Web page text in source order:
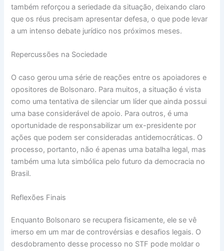
também reforçou a seriedade da situação, deixando claro
que os réus precisam apresentar defesa, o que pode levar
a um intenso debate jurídico nos próximos meses.
Repercussões na Sociedade
O caso gerou uma série de reações entre os apoiadores e
opositores de Bolsonaro. Para muitos, a situação é vista
como uma tentativa de silenciar um líder que ainda possui
uma base considerável de apoio. Para outros, é uma
oportunidade de responsabilizar um ex-presidente por
ações que podem ser consideradas antidemocráticas. O
processo, portanto, não é apenas uma batalha legal, mas
também uma luta simbólica pelo futuro da democracia no
Brasil.
Reflexões Finais
Enquanto Bolsonaro se recupera fisicamente, ele se vê
imerso em um mar de controvérsias e desafios legais. O
desdobramento desse processo no STF pode moldar o